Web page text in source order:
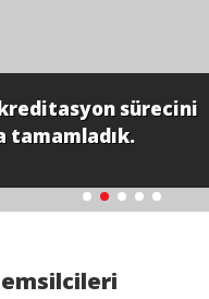
sürecini
tamamladık.